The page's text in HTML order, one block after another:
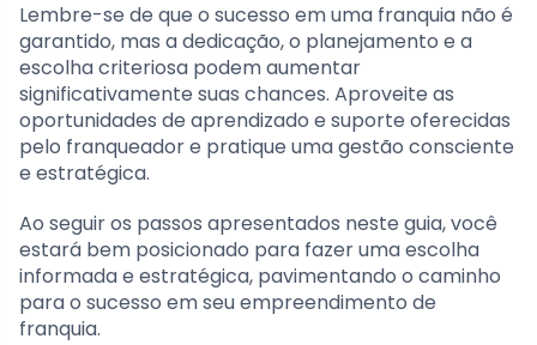
Lembre-se de que o sucesso em uma franquia não é
garantido, mas a dedicação, o planejamento e a
escolha criteriosa podem aumentar
significativamente suas chances. Aproveite as
oportunidades de aprendizado e suporte oferecidas
pelo franqueador e pratique uma gestão consciente
e estratégica.
Ao seguir os passos apresentados neste guia, você
estará bem posicionado para fazer uma escolha
informada e estratégica, pavimentando o caminho
para o sucesso em seu empreendimento de
franquia.